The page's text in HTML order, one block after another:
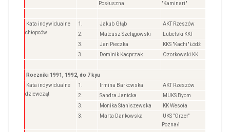
Posłuszna
"Kaminari"
Kata indywidualne
chłopców
1. Jakub Głąb
AKT Rzeszów
2.
Mateusz Szelągowski
Lubelski KKT
3.
Jan Pieczka
KKS "Kachi" Łódź
3.
Dominik Kacprzak Ozorkowski KK
Roczniki 1991, 1992, do 7 kyu
Kata indywidualne
dziewcząt
1. Irmina Barkowska
AKT Rzeszów
2.
Sandra Janicka
MUKS Byom
3.
Monika Staniszewska
KK Wesoła
3.
Marta Dankowska
UKS "Orzeł"
Poznań